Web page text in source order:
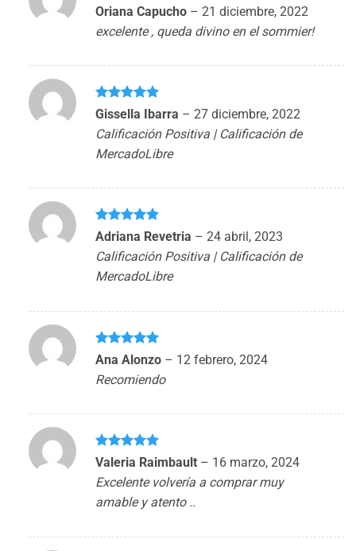
Valorado
con5de 5
Oriana Capucho – 21 diciembre, 2022
excelente , queda divino en el sommier!
Valorado
Gissella Ibarra – 27 diciembre, 2022
Calificación Positiva | Calificación de
MercadoLibre
Valorado
Adriana Revetria – 24 abril, 2023
Calificación Positiva | Calificación de
MercadoLibre
Valorado
Ana Alonzo – 12 febrero, 2024
Recomiendo
Valorado
Valeria Raimbault – 16 marzo, 2024
Excelente volvería a comprar muy
amable y atento ..